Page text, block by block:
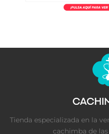
Tienda especializada en la
cachimba de